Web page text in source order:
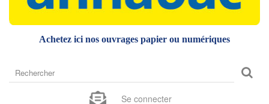
Achetez ici nos ouvrages papier ou numériques
sur
Se connecter